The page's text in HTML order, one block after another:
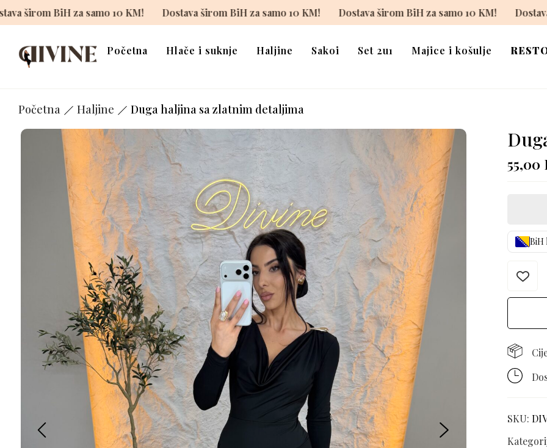
Dostava širom BiH za samo 10 KM! Dostava širom BiH za samo 10 KM! Dostava širom BiH za samo 10 KM!
Početna Hlače i suknje Haljine Sakoi Set 2u1 Majice i košulje
Početna Haljine Duga haljina sa zlatnim detaljima
55,00
BiH
SKU: